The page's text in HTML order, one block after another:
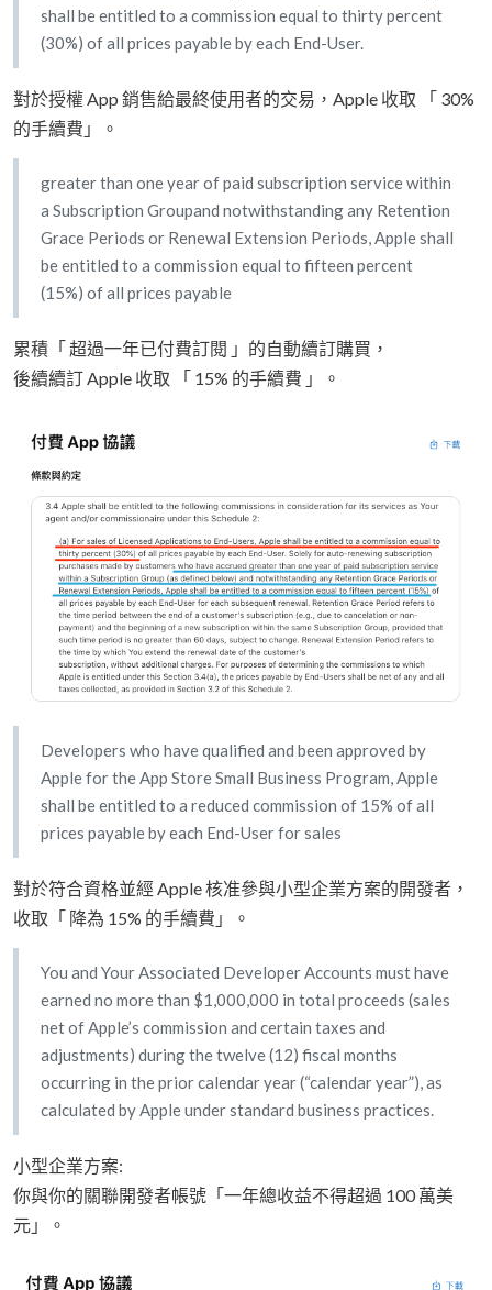
shall be entitled to a commission equal to thirty percent
(30%) of all prices payable by each End-User.
對於授權 App 銷售給最終使用者的交易，Apple 收取 「 30%
的手續費」。
greater than one year of paid subscription service within
a Subscription Groupand notwithstanding any Retention
Grace Periods or Renewal Extension Periods, Apple shall
be entitled to a commission equal to fifteen percent
(15%) of all prices payable
累積「 超過一年已付費訂閱 」的自動續訂購買，
後續續訂 Apple 收取 「 15% 的手續費 」。
Developers who have qualified and been approved by
Apple for the App Store Small Business Program, Apple
shall be entitled to a reduced commission of 15% of all
prices payable by each End-User for sales
對於符合資格並經 Apple 核准參與小型企業方案的開發者，
收取「 降為 15% 的手續費」。
You and Your Associated Developer Accounts must have
earned no more than $1,000,000 in total proceeds (sales
net of Apple’s commission and certain taxes and
adjustments) during the twelve (12) fiscal months
occurring in the prior calendar year (“calendar year”), as
calculated by Apple under standard business practices.
小型企業方案:
你與你的關聯開發者帳號「一年總收益不得超過 100 萬美
元」。